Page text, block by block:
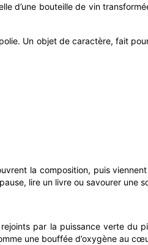
d’une bouteille de vin
Un objet de caractère, fait
la composition, puis
lire un livre ou savourer une
par la puissance verte du
une bouffée d’oxygène au